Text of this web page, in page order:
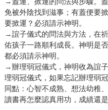
免被外陰找到滋事；有蓋便要
要掀運？必須請示神明。
→誼子儀式的問法與方法，在
佑孩子一路順利成長。神明是
都必須請示神明。
→辦理弱冠儀式，神明收為誼
理弱冠儀式，如果忘記辦理弱
同點：心智不成熟、想法幼稚
讀書再怎麼認真用功，成績還